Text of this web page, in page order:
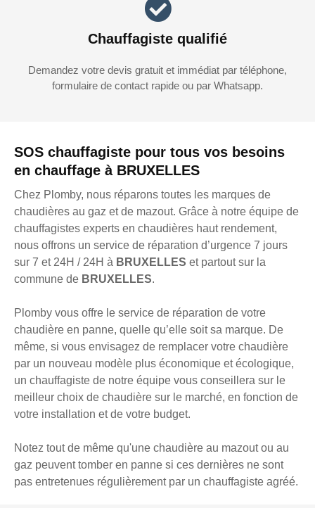
SOS chauffagiste pour tous vos besoins
en chauffage à BRUXELLES
Chez Plomby, nous réparons toutes les marques de
chaudières au gaz et de mazout. Grâce à notre équipe de
chauffagistes experts en chaudières haut rendement,
nous offrons un service de réparation d’urgence 7 jours
sur 7 et 24H / 24H à BRUXELLES et partout sur la
commune de BRUXELLES.
Plomby vous offre le service de réparation de votre
chaudière en panne, quelle qu’elle soit sa marque. De
même, si vous envisagez de remplacer votre chaudière
par un nouveau modèle plus économique et écologique,
un chauffagiste de notre équipe vous conseillera sur le
meilleur choix de chaudière sur le marché, en fonction de
votre installation et de votre budget.
Notez tout de même qu'une chaudière au mazout ou au
gaz peuvent tomber en panne si ces dernières ne sont
pas entretenues régulièrement par un chauffagiste agréé.
Chauffagiste qualifié
Demandez votre devis gratuit et immédiat par téléphone,
formulaire de contact rapide ou par Whatsapp.